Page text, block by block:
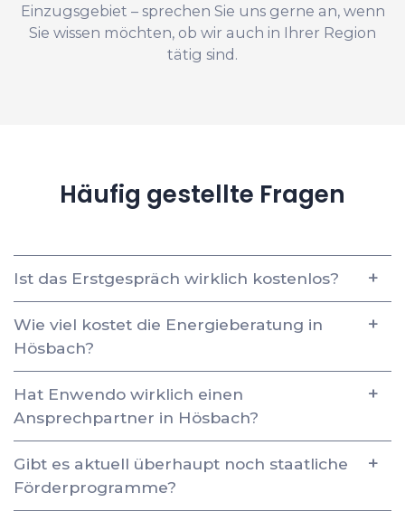
Einzugsgebiet – sprechen Sie uns gerne an, wenn
Sie wissen möchten, ob wir auch in Ihrer Region
tätig sind.
Häufig gestellte Fragen
Ist das Erstgespräch wirklich kostenlos?
Wie viel kostet die Energieberatung in
Hösbach?
Hat Enwendo wirklich einen
Ansprechpartner in Hösbach?
Gibt es aktuell überhaupt noch staatliche
Förderprogramme?